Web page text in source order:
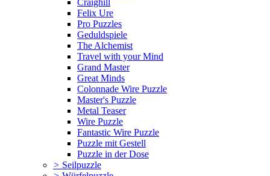
Craighill
Felix Ure
Pro Puzzles
Geduldspiele
The Alchemist
Travel with your Mind
Grand Master
Great Minds
Colonnade Wire Puzzle
Master's Puzzle
Metal Teaser
Wire Puzzle
Fantastic Wire Puzzle
Puzzle mit Gestell
Puzzle in der Dose
> Seilpuzzle